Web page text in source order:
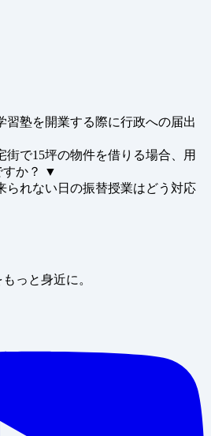
習塾を開業する際に行政への届出
街で15坪の物件を借りる場合、用
か？
▼
られない日の振替授業はどう対応
っと身近に。